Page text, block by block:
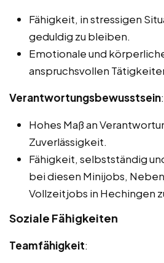
Fähigkeit, in stressigen
geduldig zu bleiben.
Emotionale und
anspruchsvollen
Verantwortungsbewusstsein:
Hohes Maß an
Zuverlässigkeit.
Fähigkeit, selbstständig
bei diesen Minijobs,
Vollzeitjobs in Hechingen
Soziale Fähigkeiten
Teamfähigkeit: